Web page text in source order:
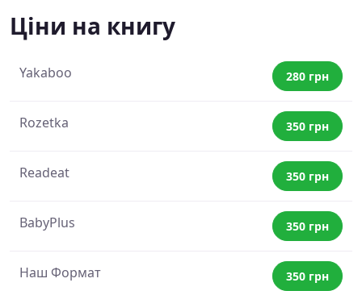
Ціни на книгу
Yakaboo 280 грн
Rozetka 350 грн
Readeat 350 грн
BabyPlus 350 грн
Наш Формат 350 грн